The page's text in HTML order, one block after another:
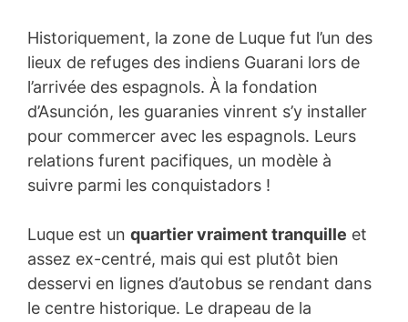
Historiquement, la zone de Luque fut l’un des
lieux de refuges des indiens Guarani lors de
l’arrivée des espagnols. À la fondation
d’Asunción, les guaranies vinrent s’y installer
pour commercer avec les espagnols. Leurs
relations furent pacifiques, un modèle à
suivre parmi les conquistadors !
Luque est un quartier vraiment tranquille et
assez ex-centré, mais qui est plutôt bien
desservi en lignes d’autobus se rendant dans
le centre historique. Le drapeau de la